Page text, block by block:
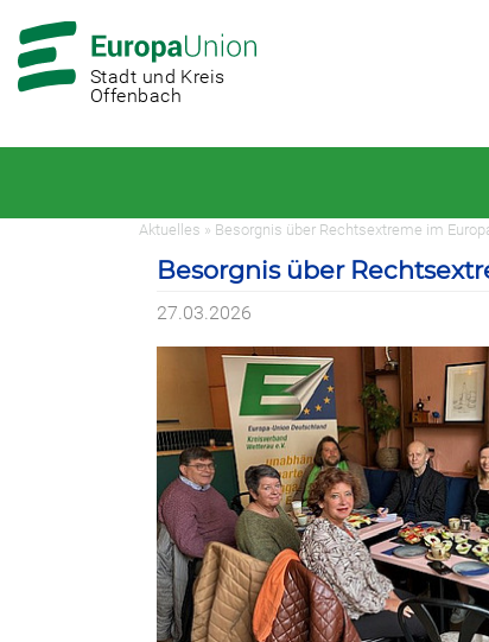
Hauptnavigation
Hauptbereich
Stadt und Kreis
Offenbach
Aktuelles » Besorgnis über Rechtsextreme im
Besorgnis über
27.03.2026